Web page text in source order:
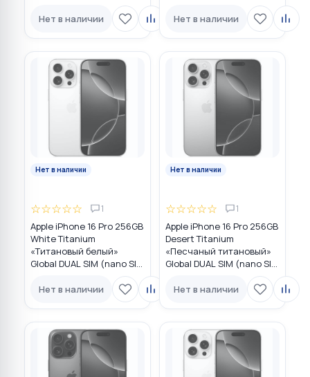
Нет в наличии
Нет в наличии
Нет в наличии
☆☆☆☆☆ 1
Apple iPhone 16 Pro 256GB
White Titanium
«Титановый белый»
Global DUAL SIM (nano SIM
Нет в наличии
Нет в наличии
☆☆☆☆☆ 1
Apple iPhone 16 Pro 256GB
Desert Titanium
«Песчаный титановый»
Global DUAL SIM (nano SIM
Нет в наличии